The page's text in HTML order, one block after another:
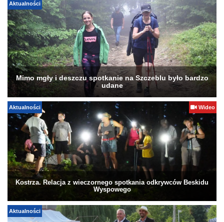
Aktualności
Mimo mgły i deszczu spotkanie na Szczeblu było bardzo
udane
Aktualności Wideo
Kostrza. Relacja z wieczornego spotkania odkrywców Beskidu
Wyspowego
Aktualności